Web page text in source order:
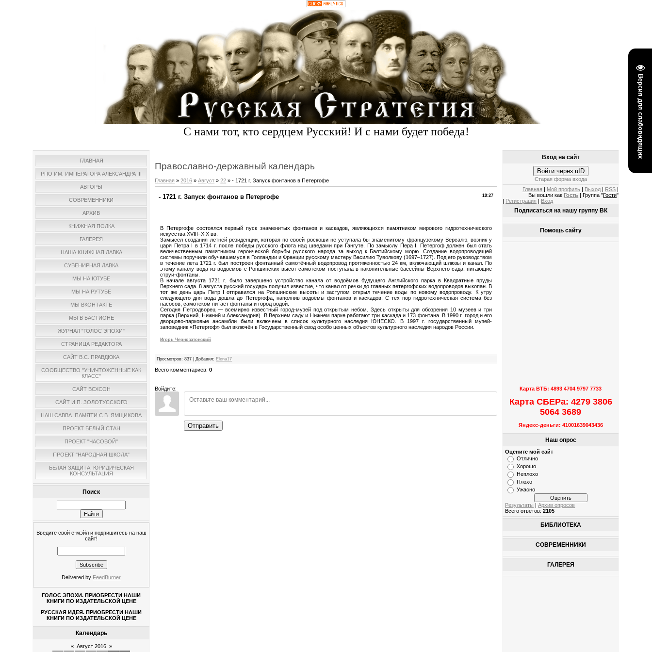
Версия для слабовидящих
С нами тот, кто сердцем Русский! И с нами будет победа!
ГЛАВНАЯ
РПО ИМ. ИМПЕРАТОРА АЛЕКСАНДРА III
АВТОРЫ
СОВРЕМЕННИКИ
АРХИВ
КНИЖНАЯ ПОЛКА
ГАЛЕРЕЯ
НАША КНИЖНАЯ ЛАВКА
СУВЕНИРНАЯ ЛАВКА
МЫ НА ЮТУБЕ
МЫ НА РУТУБЕ
МЫ ВКОНТАКТЕ
МЫ В БАСТИОНЕ
ЖУРНАЛ "ГОЛОС ЭПОХИ"
СТРАНИЦА РЕДАКТОРА
САЙТ В.С. ПРАВДЮКА
СООБЩЕСТВО "УНИЧТОЖЕННЫЕ КАК
КЛАСС"
САЙТ ВСХСОН
САЙТ И.П. ЗОЛОТУССКОГО
НАШ САВВА. ПАМЯТИ С.В. ЯМЩИКОВА
ПРОЕКТ БЕЛЫЙ СТАН
ПРОЕКТ "ЧАСОВОЙ"
ПРОЕКТ "НАРОДНАЯ ШКОЛА"
БЕЛАЯ ЗАЩИТА. ЮРИДИЧЕСКАЯ
КОНСУЛЬТАЦИЯ
Поиск
Введите свой е-мэйл и подпишитесь на наш
сайт!
Delivered by FeedBurner
ГОЛОС ЭПОХИ. ПРИОБРЕСТИ НАШИ
КНИГИ ПО ИЗДАТЕЛЬСКОЙ ЦЕНЕ
РУССКАЯ ИДЕЯ. ПРИОБРЕСТИ НАШИ
КНИГИ ПО ИЗДАТЕЛЬСКОЙ ЦЕНЕ
Календарь
« Август 2016 »
Православно-державный календарь
Главная »2016 » Август » 22 » - 1721 г. Запуск фонтанов в Петергофе
19:27
- 1721 г. Запуск фонтанов в Петергофе
В Петергофе состоялся первый пуск знаменитых фонтанов и каскадов, являющихся памятником мирового гидротехнического
искусства XVIII–XIX вв.
Замысел создания летней резиденции, которая по своей роскоши не уступала бы знаменитому французскому Версалю, возник у
царя Петра I в 1714 г. после победы русского флота над шведами при Гангуте. По замыслу Пера I, Петергоф должен был стать
величественным памятником героической борьбы русского народа за выход к Балтийскому морю. Создание водопроводящей
системы поручили обучавшемуся в Голландии и Франции русскому мастеру Василию Туволкову (1697–1727). Под его руководством
в течение лета 1721 г. был построен фонтанный самотёчный водопровод протяженностью 24 км, включающий шлюзы и канал. По
этому каналу вода из водоёмов с Ропшинских высот самотёком поступала в накопительные бассейны Верхнего сада, питающие
струи-фонтаны.
В начале августа 1721 г. было завершено устройство канала от водоёмов будущего Английского парка в Квадратные пруды
Верхнего сада. 8 августа русский государь получил известие, что канал от речки до главных петергофских водопроводов выкопан. В
тот же день царь Петр I отправился на Ропшинские высоты и заступом открыл течение воды по новому водопроводу. К утру
следующего дня вода дошла до Петергофа, наполнив водоёмы фонтанов и каскадов. С тех пор гидротехническая система без
насосов, самотёком питает фонтаны и город водой.
Сегодня Петродворец — всемирно известный город-музей под открытым небом. Здесь открыты для обозрения 10 музеев и три
парка (Верхний, Нижний и Александрия). В Верхнем саду и Нижнем парке работают три каскада и 173 фонтана. В 1990 г. город и его
дворцово-парковые ансамбли были включены в список культурного наследия ЮНЕСКО. В 1997 г. государственный музей-
заповедник «Петергоф» был включён в Государственный свод особо ценных объектов культурного наследия народов России.
Игорь Чернозатонский
Просмотров: 837 |Добавил: Elena17
Всего комментариев:0
Войдите:
Отправить
Вход на сайт
Войти через uID
Старая форма входа
Главная
Мой профиль Выход RSS
Вы вошли как Гость | Группа "Гости"
Регистрация Вход
Подписаться на нашу группу ВК
Помощь сайту
Карта ВТБ: 4893 4704 9797 7733
Карта СБЕРа: 4279 3806
5064 3689
Яндекс-деньги: 41001639043436
Наш опрос
Оцените мой сайт
Отлично
Хорошо
Неплохо
Плохо
Ужасно
Результаты |Архив опросов
Всего ответов:2105
БИБЛИОТЕКА
СОВРЕМЕННИКИ
ГАЛЕРЕЯ